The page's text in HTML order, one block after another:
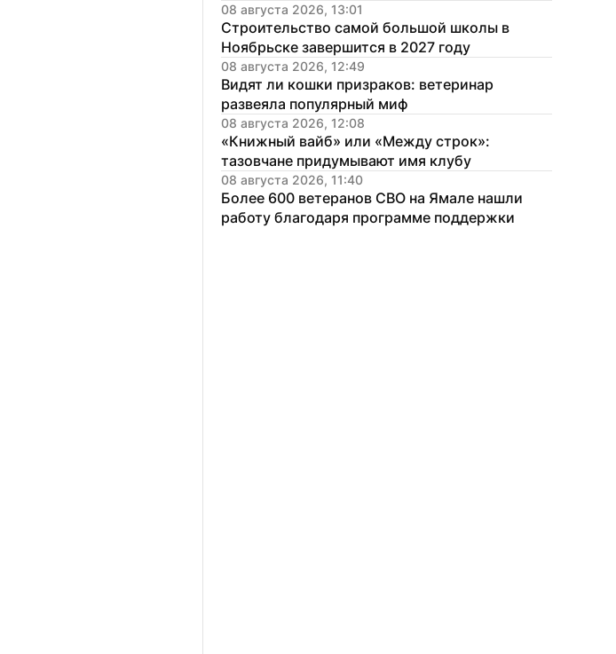
08 августа 2026, 13:01
Строительство самой большой школы в
Ноябрьске завершится в 2027 году
08 августа 2026, 12:49
Видят ли кошки призраков: ветеринар
развеяла популярный миф
08 августа 2026, 12:08
«Книжный вайб» или «Между строк»:
тазовчане придумывают имя клубу
08 августа 2026, 11:40
Более 600 ветеранов СВО на Ямале нашли
работу благодаря программе поддержки